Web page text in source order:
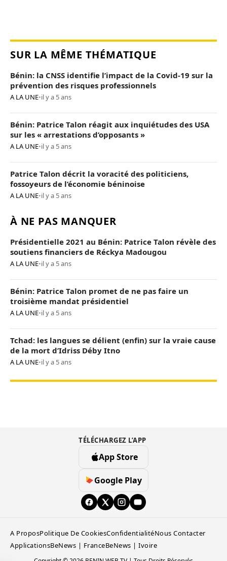
SUR LA MÊME THÉMATIQUE
Bénin: la CNSS identifie l’impact de la Covid-19 sur la
prévention des risques professionnels
A LA UNE•il y a 5 ans
Bénin: Patrice Talon réagit aux inquiétudes des USA
sur les « arrestations d’opposants »
A LA UNE•il y a 5 ans
Patrice Talon décrit la voracité des politiciens,
fossoyeurs de l’économie béninoise
A LA UNE•il y a 5 ans
À NE PAS MANQUER
Présidentielle 2021 au Bénin: Patrice Talon révèle des
soutiens financiers de Réckya Madougou
A LA UNE•il y a 5 ans
Bénin: Patrice Talon promet de ne pas faire un
troisième mandat présidentiel
A LA UNE•il y a 5 ans
Tchad: les langues se délient (enfin) sur la vraie cause
de la mort d’Idriss Déby Itno
A LA UNE•il y a 5 ans
TÉLÉCHARGEZ L’APP
App Store
Google Play
A ProposPolitique De CookiesConfidentialitéNous Contacter
ApplicationsBeNews | FranceBeNews | Ivoire